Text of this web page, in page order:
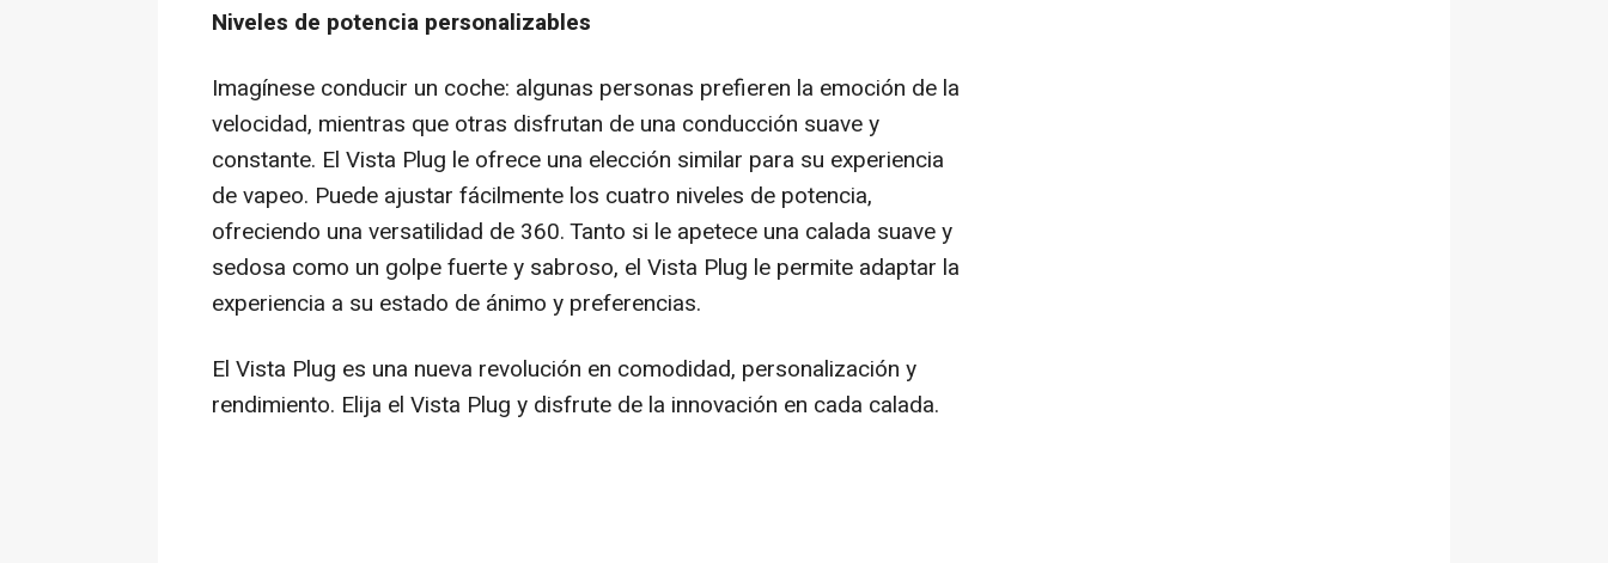
Niveles de potencia personalizables
Imagínese conducir un coche: algunas personas prefieren la emoción de la
velocidad, mientras que otras disfrutan de una conducción suave y
constante. El Vista Plug le ofrece una elección similar para su experiencia
de vapeo. Puede ajustar fácilmente los cuatro niveles de potencia,
ofreciendo una versatilidad de 360. Tanto si le apetece una calada suave y
sedosa como un golpe fuerte y sabroso, el Vista Plug le permite adaptar la
experiencia a su estado de ánimo y preferencias.
El Vista Plug es una nueva revolución en comodidad, personalización y
rendimiento. Elija el Vista Plug y disfrute de la innovación en cada calada.